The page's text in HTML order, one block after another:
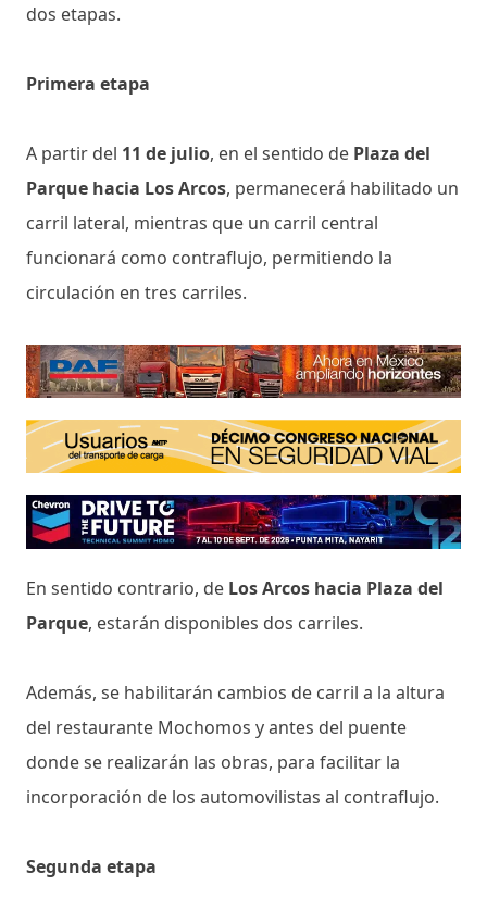
dos etapas.
Primera etapa
A partir del 11 de julio, en el sentido de Plaza del
Parque hacia Los Arcos, permanecerá habilitado un
carril lateral, mientras que un carril central
funcionará como contraflujo, permitiendo la
circulación en tres carriles.
En sentido contrario, de Los Arcos hacia Plaza del
Parque, estarán disponibles dos carriles.
Además, se habilitarán cambios de carril a la altura
del restaurante Mochomos y antes del puente
donde se realizarán las obras, para facilitar la
incorporación de los automovilistas al contraflujo.
Segunda etapa